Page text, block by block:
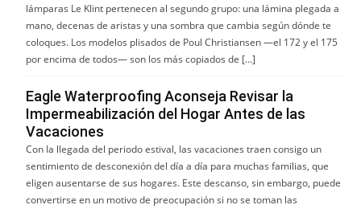
lámparas Le Klint pertenecen al segundo grupo: una lámina plegada a
mano, decenas de aristas y una sombra que cambia según dónde te
coloques. Los modelos plisados de Poul Christiansen —el 172 y el 175
por encima de todos— son los más copiados de […]
Eagle Waterproofing Aconseja Revisar la
Impermeabilización del Hogar Antes de las
Vacaciones
Con la llegada del periodo estival, las vacaciones traen consigo un
sentimiento de desconexión del día a día para muchas familias, que
eligen ausentarse de sus hogares. Este descanso, sin embargo, puede
convertirse en un motivo de preocupación si no se toman las